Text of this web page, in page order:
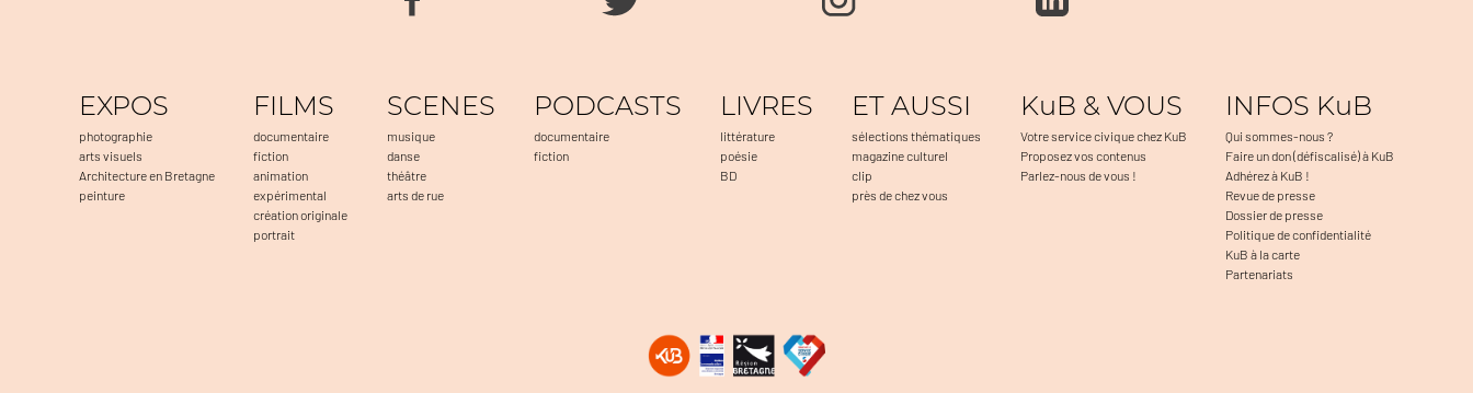
EXPOS
photographie
arts visuels
Architecture en Bretagne
peinture
FILMS
documentaire
fiction
animation
expérimental
création originale
portrait
SCENES
musique
danse
théâtre
arts de rue
PODCASTS
documentaire
fiction
LIVRES
littérature
poésie
BD
ET AUSSI
sélections thématiques
magazine culturel
clip
près de chez vous
KuB & VOUS
Votre service civique chez KuB
Proposez vos contenus
Parlez-nous de vous !
INFOS KuB
Qui sommes-nous ?
Faire un don (défiscalisé) à KuB
Adhérez à KuB !
Revue de presse
Dossier de presse
Politique de confidentialité
KuB à la carte
Partenariats